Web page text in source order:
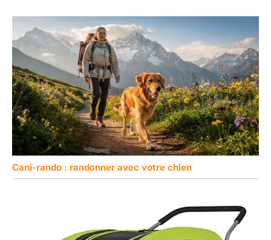
Cani-rando : randonner avec votre chien